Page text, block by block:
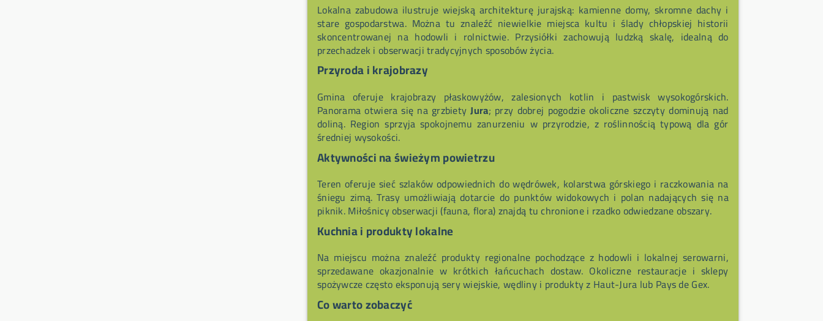
Lokalna zabudowa ilustruje wiejską architekturę jurajską: kamienne domy, skromne dachy i
stare gospodarstwa. Można tu znaleźć niewielkie miejsca kultu i ślady chłopskiej historii
skoncentrowanej na hodowli i rolnictwie. Przysiółki zachowują ludzką skalę, idealną do
przechadzek i obserwacji tradycyjnych sposobów życia.
Przyroda i krajobrazy
Gmina oferuje krajobrazy płaskowyżów, zalesionych kotlin i pastwisk wysokogórskich.
Panorama otwiera się na grzbietyJura; przy dobrej pogodzie okoliczne szczyty dominują nad
doliną. Region sprzyja spokojnemu zanurzeniu w przyrodzie, z roślinnością typową dla gór
średniej wysokości.
Aktywności na świeżym powietrzu
Teren oferuje sieć szlaków odpowiednich do wędrówek, kolarstwa górskiego i raczkowania na
śniegu zimą. Trasy umożliwiają dotarcie do punktów widokowych i polan nadających się na
piknik. Miłośnicy obserwacji (fauna, flora) znajdą tu chronione i rzadko odwiedzane obszary.
Kuchnia i produkty lokalne
Na miejscu można znaleźć produkty regionalne pochodzące z hodowli i lokalnej serowarni,
sprzedawane okazjonalnie w krótkich łańcuchach dostaw. Okoliczne restauracje i sklepy
spożywcze często eksponują sery wiejskie, wędliny i produkty z Haut-Jura lub Pays de Gex.
Co warto zobaczyć